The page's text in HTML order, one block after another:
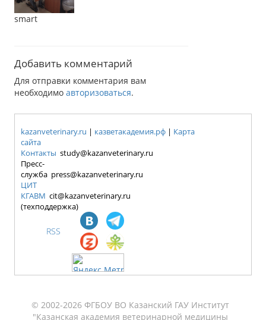
smart
Добавить комментарий
Для отправки комментария вам
необходимо авторизоваться.
kazanveterinary.ru | казветакадемия.рф | Карта
сайта
Контакты study@kazanveterinary.ru
Пресс-
служба press@kazanveterinary.ru
ЦИТ
КГАВМ cit@kazanveterinary.ru
(техподдержка)
RSS
© 2002-2026 ФГБОУ ВО Казанский ГАУ Институт
"Казанская академия ветеринарной медицины